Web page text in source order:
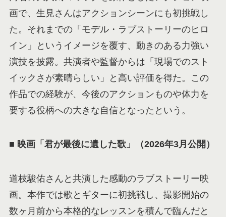
画で、生見さんはアクションシーンにも初挑戦し
た。それまでの「モデル・ラブストーリーのヒロ
イン」というイメージを覆す、動きのある力強い
演技を披露。共演者や監督からは「現場でのスト
イックさが素晴らしい」と高い評価を得た。この
作品での経験が、今後のアクションものや体力を
要する役柄への大きな自信となったという。
■ 映画「君が最後に遺した歌」（2026年3月公開）
道枝駿佑さんと共演した感動のラブストーリー映
画。本作では歌とギターに初挑戦し、撮影開始の
数ヶ月前から本格的なレッスンを積んで臨んだと